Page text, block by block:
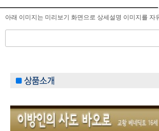
아래 이미지는 미리보기 화면으로 상세설명 이미지를